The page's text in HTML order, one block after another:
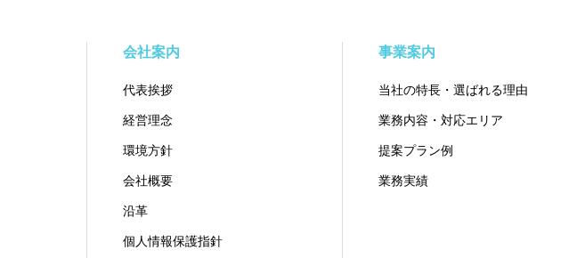
会社案内
代表挨拶
経営理念
環境方針
会社概要
沿革
個人情報保護指針
事業案内
当社の特長・選ばれる理由
業務内容・対応エリア
提案プラン例
業務実績